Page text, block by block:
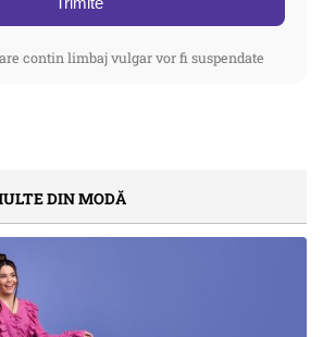
contin limbaj vulgar vor fi suspendate
DIN MODĂ